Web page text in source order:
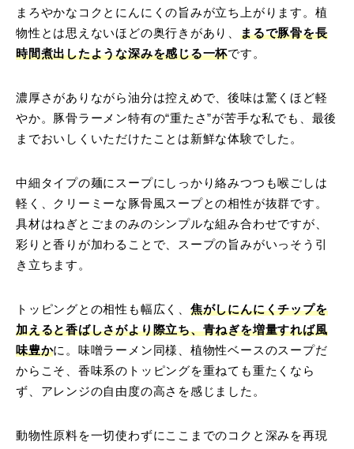
まろやかなコクとにんにくの旨みが立ち上がります。植
物性とは思えないほどの奥行きがあり、まるで豚骨を長
時間煮出したような深みを感じる一杯です。
濃厚さがありながら油分は控えめで、後味は驚くほど軽
やか。豚骨ラーメン特有の“重たさ”が苦手な私でも、最後
までおいしくいただけたことは新鮮な体験でした。
中細タイプの麺にスープにしっかり絡みつつも喉ごしは
軽く、クリーミーな豚骨風スープとの相性が抜群です。
具材はねぎとごまのみのシンプルな組み合わせですが、
彩りと香りが加わることで、スープの旨みがいっそう引
き立ちます。
トッピングとの相性も幅広く、 焦がしにんにくチップを
加えると香ばしさがより際立ち、青ねぎを増量すれば風
味豊かに。味噌ラーメン同様、植物性ベースのスープだ
からこそ、香味系のトッピングを重ねても重たくなら
ず、アレンジの自由度の高さを感じました。
動物性原料を一切使わずにここまでのコクと深みを再現